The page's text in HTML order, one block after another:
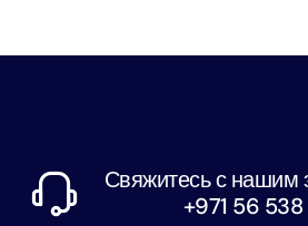
Свяжитесь с нашим
+971 56 538